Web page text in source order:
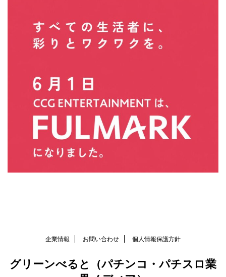
企業情報 お問い合わせ 個人情報保護方針
グリーンべると（パチンコ・パチスロ業